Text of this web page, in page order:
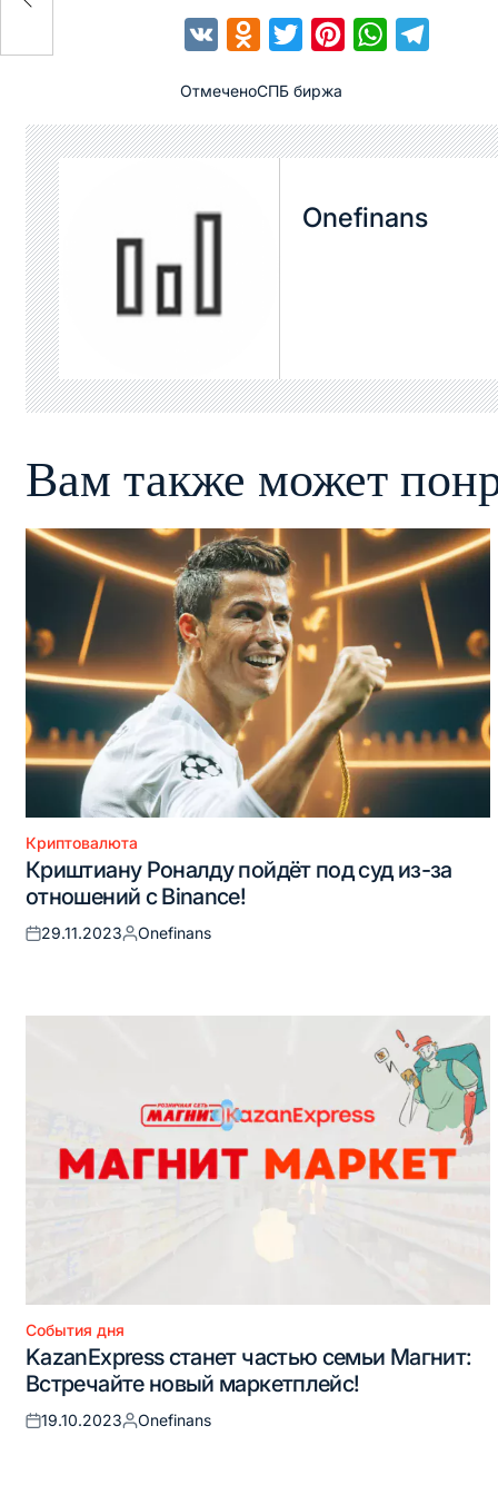
VK Odnoklassniki
TwitterPinterestWhatsApp
ОтмеченоСПБ биржа
Onefinans
Вам также может
Опубликовано
в
Криптовалюта
Криштиану Роналду пойдёт под суд из-за
отношений с Binance!
Опубликовано
29.11.2023
Запись
Onefinans
Опубликовано
в
События дня
KazanExpress станет частью семьи Магнит:
Встречайте новый маркетплейс!
Опубликовано
19.10.2023
Запись
Onefinans